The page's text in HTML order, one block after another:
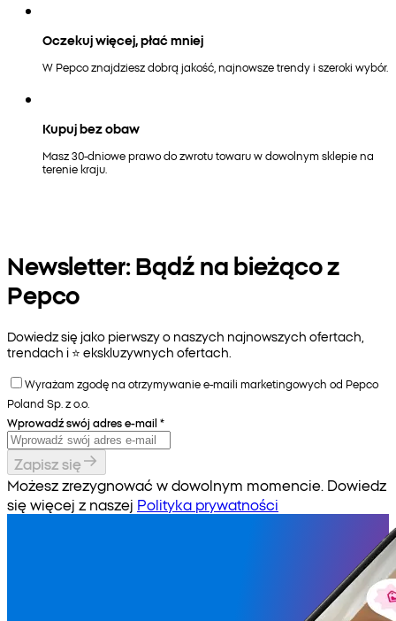
Oczekuj więcej, płać mniej
W Pepco znajdziesz dobrą jakość, najnowsze trendy i szeroki wybór.
Kupuj bez obaw
Masz 30-dniowe prawo do zwrotu towaru w dowolnym sklepie na
terenie kraju.
Newsletter: Bądź na bieżąco z
Pepco
Dowiedz się jako pierwszy o naszych najnowszych ofertach,
trendach i ⭐️ ekskluzywnych ofertach.
Wyrażam zgodę na otrzymywanie e-maili marketingowych od Pepco
Poland Sp. z o.o.
Wprowadź swój adres e-mail *
Zapisz się
Możesz zrezygnować w dowolnym momencie. Dowiedz
się więcej z naszej Polityka prywatności